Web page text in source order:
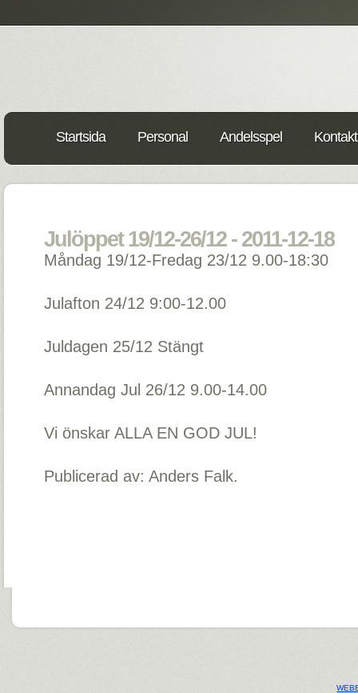
Startsida Personal Andelsspel
Julöppet 19/12-26/12 - 2011-12-18
Måndag 19/12-Fredag 23/12 9.00-18:30
Julafton 24/12 9:00-12.00
Juldagen 25/12 Stängt
Annandag Jul 26/12 9.00-14.00
Vi önskar ALLA EN GOD JUL!
Publicerad av: Anders Falk.